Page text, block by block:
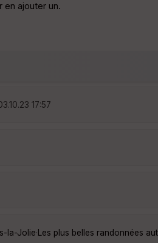
ajouter un.
17:57
la-Jolie· Les plus belles randonnées